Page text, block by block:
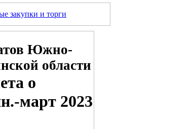
закупки и торги
Южно-
области
о
март 2023